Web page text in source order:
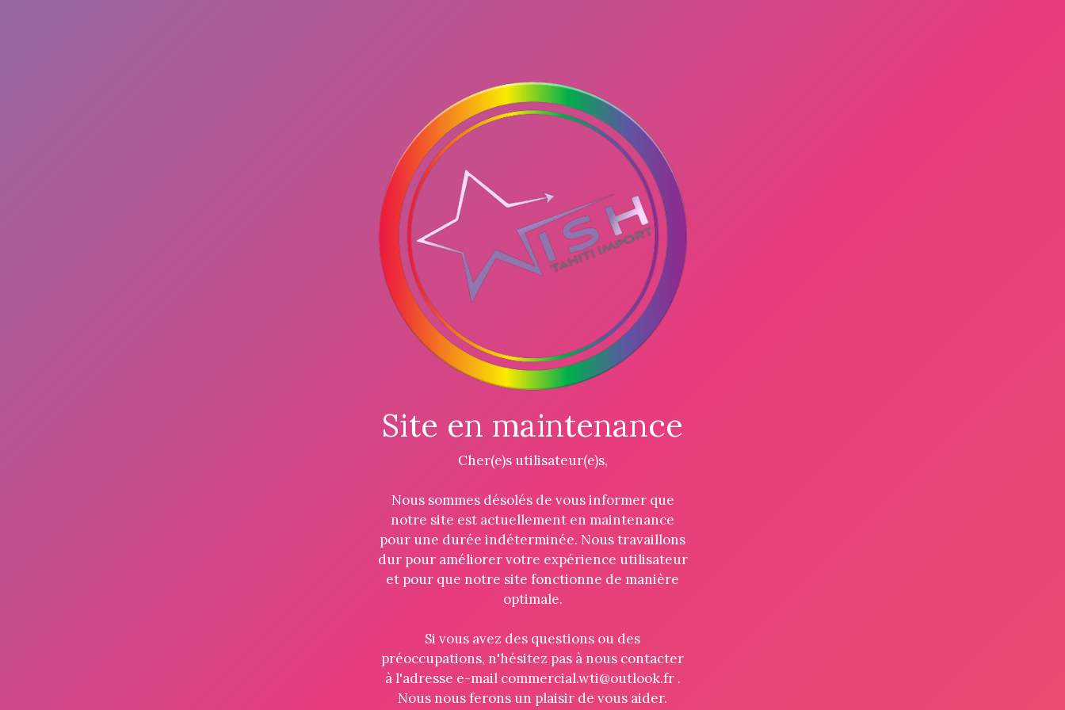
Site en maintenance
Cher(e)s utilisateur(e)s,
Nous sommes désolés de vous informer que
notre site est actuellement en maintenance
pour une durée indéterminée. Nous travaillons
dur pour améliorer votre expérience utilisateur
et pour que notre site fonctionne de manière
optimale.
Si vous avez des questions ou des
préoccupations, n'hésitez pas à nous contacter
à l'adresse e-mail commercial.wti@outlook.fr .
Nous nous ferons un plaisir de vous aider.